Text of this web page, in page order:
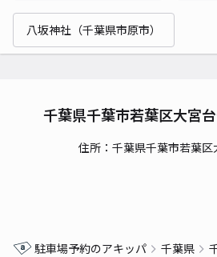
八坂神社（千葉県市原市）
千葉県千葉市若葉区大宮
住所：千葉県千葉市若葉区
駐車場予約のアキッパ 千葉県